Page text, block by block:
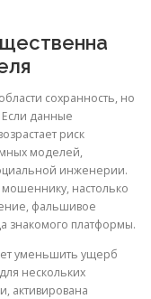
сохранность, но
Если данные
риск
моделей,
инженерии.
настолько
фальшивое
знакомого платформы.
уменьшить ущерб
нескольких
активирована